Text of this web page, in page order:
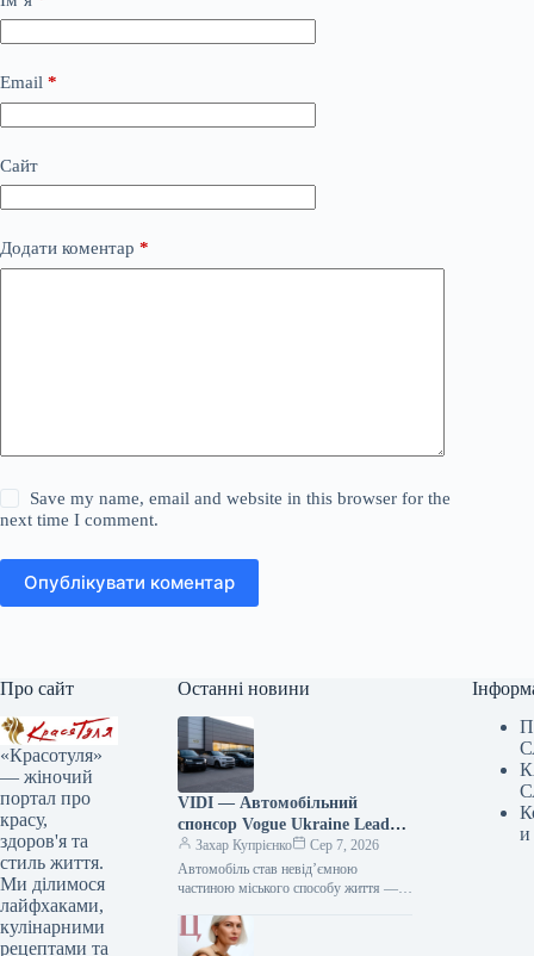
Email *
Сайт
Додати коментар *
Save my name, email and website in this browser for the
next time I comment.
Опублікувати коментар
Про сайт
«Красотуля»
— жіночий
портал про
красу,
здоров'я та
стиль життя.
Ми ділимося
лайфхаками,
кулінарними
рецептами та
Останні новини
VIDI — Автомобільний
спонсор Vogue Ukraine Leaders
Gala: Які автівки будуть
представлені на події
Захар Купрієнко
Сер 7, 2026
Автомобіль став невід’ємною
частиною міського способу життя —
мандрівки та повсякденні справи.
Тому вибір машини…
и